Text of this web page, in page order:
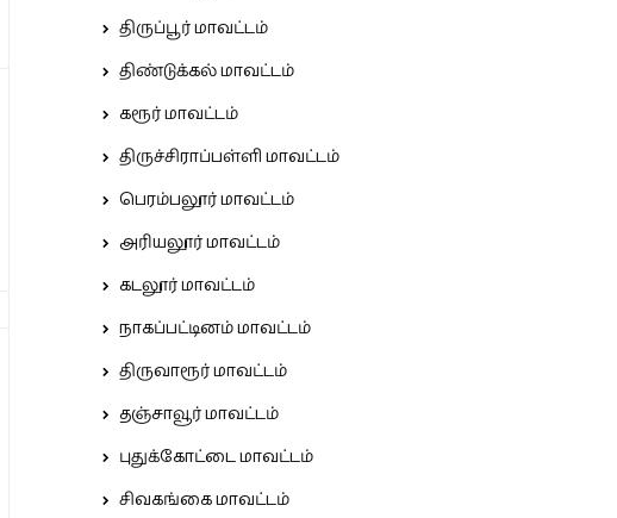
திருப்பூர் மாவட்டம்
திண்டுக்கல் மாவட்டம்
கரூர் மாவட்டம்
திருச்சிராப்பள்ளி மாவட்டம்
பெரம்பலூர் மாவட்டம்
அரியலூர் மாவட்டம்
கடலூர் மாவட்டம்
நாகப்பட்டினம் மாவட்டம்
திருவாரூர் மாவட்டம்
தஞ்சாவூர் மாவட்டம்
புதுக்கோட்டை மாவட்டம்
சிவகங்கை மாவட்டம்